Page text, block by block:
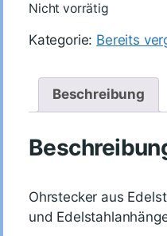
Nicht vorrätig
Kategorie: Bereits
Beschreibung
Ohrstecker aus
und